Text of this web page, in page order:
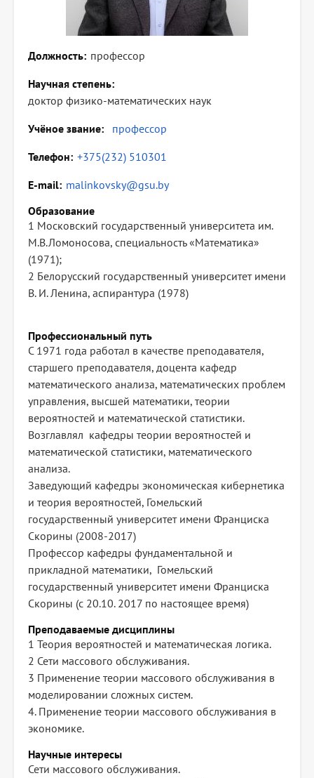
Должность профессор
Научная степень
доктор физико-математических наук
Учёное звание
профессор
Телефон +375(232) 510301
E-mail malinkovsky@gsu.by
Образование
1 Московский государственный университета им.
М.В.Ломоносова, специальность «Математика»
(1971);
2 Белорусский государственный университет имени
В. И. Ленина, аспирантура (1978)
Профессиональный путь
С 1971 года работал в качестве преподавателя,
старшего преподавателя, доцента кафедр
математического анализа, математических проблем
управления, высшей математики, теории
вероятностей и математической статистики.
Возглавлял кафедры теории вероятностей и
математической статистики, математического
анализа.
Заведующий кафедры экономическая кибернетика
и теория вероятностей, Гомельский
государственный университет имени Франциска
Скорины (2008-2017)
Профессор кафедры фундаментальной и
прикладной математики, Гомельский
государственный университет имени Франциска
Скорины (с 20.10. 2017 по настоящее время)
Преподаваемые дисциплины
1 Теория вероятностей и математическая логика.
2 Сети массового обслуживания.
3 Применение теории массового обслуживания в
моделировании сложных систем.
4. Применение теории массового обслуживания в
экономике.
Научные интересы
Сети массового обслуживания.